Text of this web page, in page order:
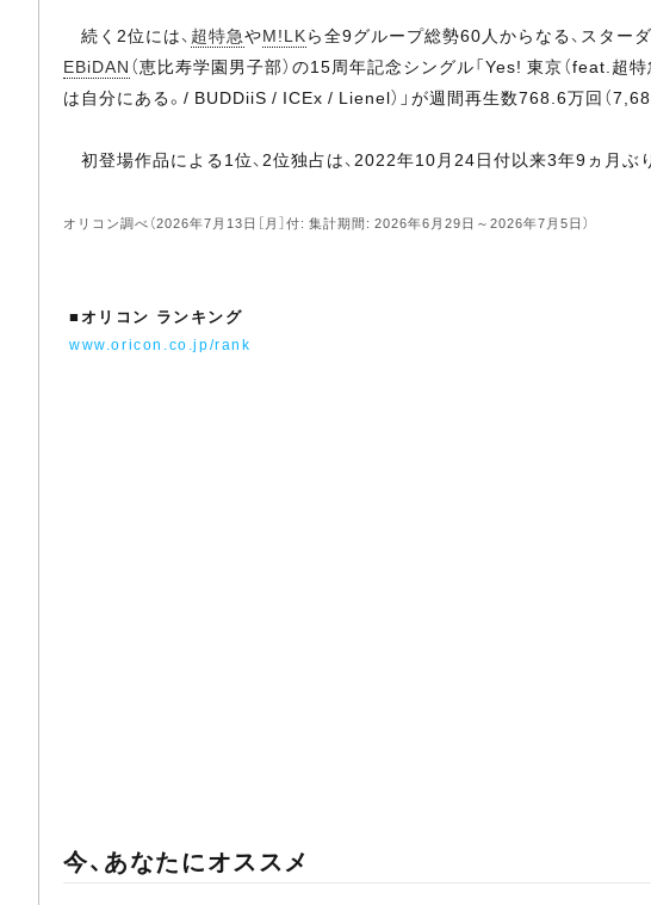
続く2位には、 超特急やM!LKら全9グループ総勢60人からなる、スター
EBiDAN （恵比寿学園男子部）の15周年記念シングル「Yes! 東京（feat.
は自分にある。/ BUDDiiS / ICEx / Lienel）」が週間再生数768.6万回（
初登場作品による1位、2位独占は、2022年10月24日付以来3年9ヵ月ぶ
オリコン調べ（2026年7月13日［月］付: 集計期間: 2026年6月29日～2026年7月5日）
■オリコン ランキング
www.oricon.co.jp/rank
今、あなたにオススメ